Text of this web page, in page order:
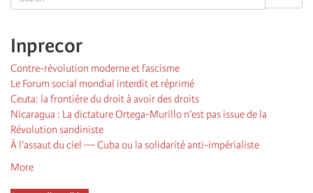
Inprecor
Contre-révolution moderne et fascisme
Le Forum social mondial interdit et réprimé
Ceuta: la frontière du droit à avoir des droits
Nicaragua : La dictature Ortega-Murillo n’est pas issue de la
Révolution sandiniste
À l’assaut du ciel — Cuba ou la solidarité anti-impérialiste
More